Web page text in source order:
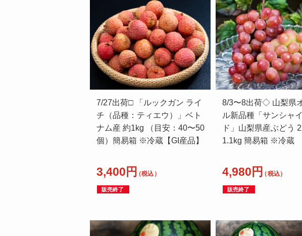
7/27出荷□ 「ルックガン ライ
チ（品種：ティエウ）」ベト
ナム産 約1kg （目安：40〜50
個）簡易箱 ※冷蔵【GI産品】
3,400円（税込）
販売終了
8/3〜8出荷◇ 山梨県
ル新品種「サンシャ
ド」山梨県産ぶどう
1.1kg 簡易箱 ※冷蔵
4,980円 （税込）
販売終了